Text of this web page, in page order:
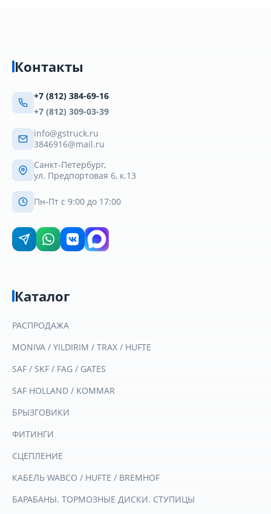
Контакты
+7 (812) 384-69-16
+7 (812) 309-03-39
info@gstruck.ru
3846916@mail.ru
Санкт-Петербург,
ул. Предпортовая 6, к.13
Пн-Пт с 9:00 до 17:00
Каталог
РАСПРОДАЖА
MONIVA / YILDIRIM / TRAX / HUFTE
SAF / SKF / FAG / GATES
SAF HOLLAND / KOMMAR
БРЫЗГОВИКИ
ФИТИНГИ
СЦЕПЛЕНИЕ
КАБЕЛЬ WABCO / HUFTE / BREMHOF
БАРАБАНЫ. ТОРМОЗНЫЕ ДИСКИ. СТУПИЦЫ